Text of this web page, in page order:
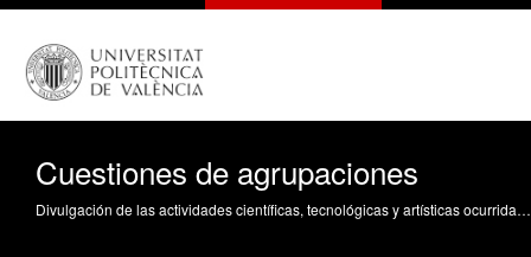
Cuestiones de agrupaciones
Divulgación de las actividades científicas, tecnológicas y artísticas ocurridas en los tres campus de la UPV